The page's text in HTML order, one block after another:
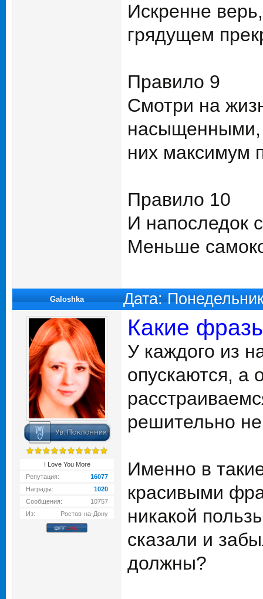
Искренне
грядущем
Правило 9
Смотри на
насыщенными,
них максимум
Правило 10
И напоследок
Меньше
Galoshka Дата:
I Love You More
Репутация:
16077
Награды:
1020
Сообщения:
10757
Из:
Ростов-на-Дону
Какие
У каждого из
опускаются, а
решительно
Именно в
красивыми
никакой
сказали и
должны?